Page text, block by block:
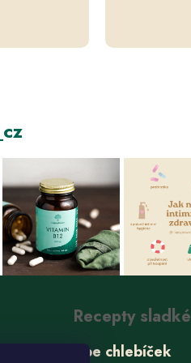
Recepty sladké
Ube chlebíček